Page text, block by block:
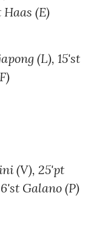
(E)
(L), 15'st
(V), 25'pt
Galano (P)